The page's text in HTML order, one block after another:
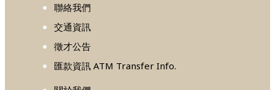
聯絡我們
交通資訊
徵才公告
匯款資訊 ATM Transfer Info.